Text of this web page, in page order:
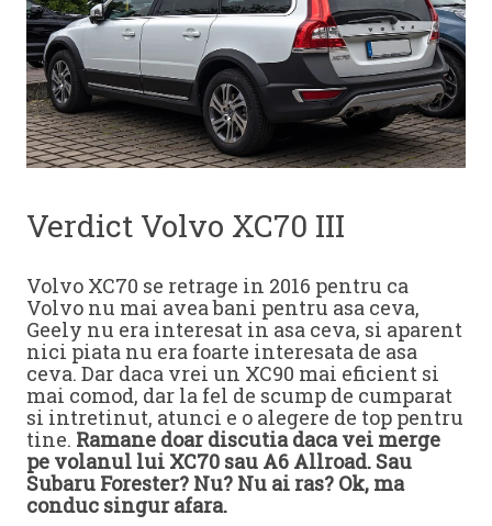
Verdict Volvo XC70 III
Volvo XC70 se retrage in 2016 pentru ca
Volvo nu mai avea bani pentru asa ceva,
Geely nu era interesat in asa ceva, si aparent
nici piata nu era foarte interesata de asa
ceva. Dar daca vrei un XC90 mai eficient si
mai comod, dar la fel de scump de cumparat
si intretinut, atunci e o alegere de top pentru
tine. Ramane doar discutia daca vei merge
pe volanul lui XC70 sau A6 Allroad. Sau
Subaru Forester? Nu? Nu ai ras? Ok, ma
conduc singur afara.